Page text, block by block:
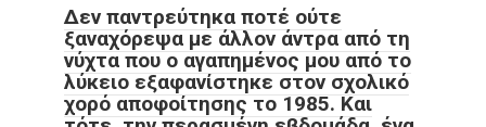
Δεν παντρεύτηκα ποτέ ούτε
ξαναχόρεψα με άλλον άντρα από τη
νύχτα που ο αγαπημένος μου από το
λύκειο εξαφανίστηκε στον σχολικό
χορό αποφοίτησης το 1985. Και